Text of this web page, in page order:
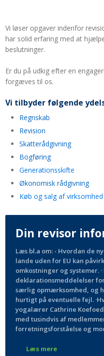
​​Vi løser opgaver indenfor
har solid erfaring med at
beslutninger.
Er du på udkig efter en
forgæves til os.
Vi tilbyder følgende
​Regnskab
Revision
Skatterådgivning
Bogføring
Generationsskifte
Økonomisk rådgivning
Køb og salg af virksomhed
Din revisor
Læs bl.a om: - Hvordan de
lande uden for EU kan
omkostninger og systemer.
deklarationsmeddelelser
særlig opmærksomhed, og
hurtigt på eventuelle fejl.
yogalærer Cathrine
med tusindvis af
forretningsforståelse og
Læs mere